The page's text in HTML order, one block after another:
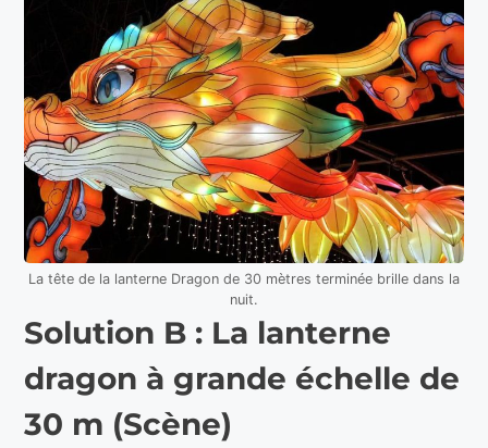
La tête de la lanterne Dragon de 30 mètres terminée brille dans la
nuit.
Solution B : La lanterne
dragon à grande échelle de
30 m (Scène)